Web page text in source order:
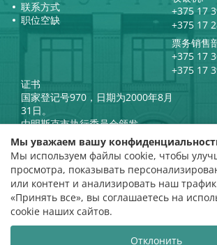
联系方式
职位空缺
+375 17
+375 17
票务销售
+375 17
+375 17
证书
国家登记号970，日期为2000年8月
31日。
由明斯克市执行委员会颁发。
白俄罗斯共和国总统官方互联网
白俄罗斯共和国文化部
Мы уважаем вашу
Мы используем файлы cookie, чтобы
просмотра, показывать
или контент и анализировать наш
«Принять все», вы соглашаетесь на
cookie наших сайтов.
Отклонить